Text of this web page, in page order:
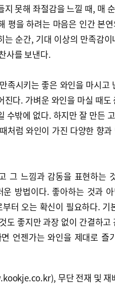
지 못해 좌절감을 느낄 때, 매
평을 하려는 마음은 인간 본
는 순간, 기대 이상의 만족감
사를 보낸다.
족시키는 좋은 와인을 마시고
진다. 가벼운 와인을 마실 때
수밖에 없다. 하지만 잘 만든
처럼 와인이 가진 다양한 향
그 느낌과 감동을 표현하는
운 방법이다. 좋아하는 것과
터 오는 확신이 필요하다. 기
도 좋지만 과장 없이 간결하고
언젠가는 와인을 제대로 즐
무단 전재 및 재